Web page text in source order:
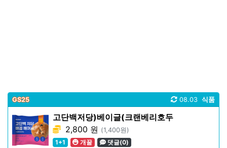
GS25 식품
08.03
고단백저당)베이글(크랜베리호두
2,800 원 (1,400원)
1+1
개꿀 댓글(0)